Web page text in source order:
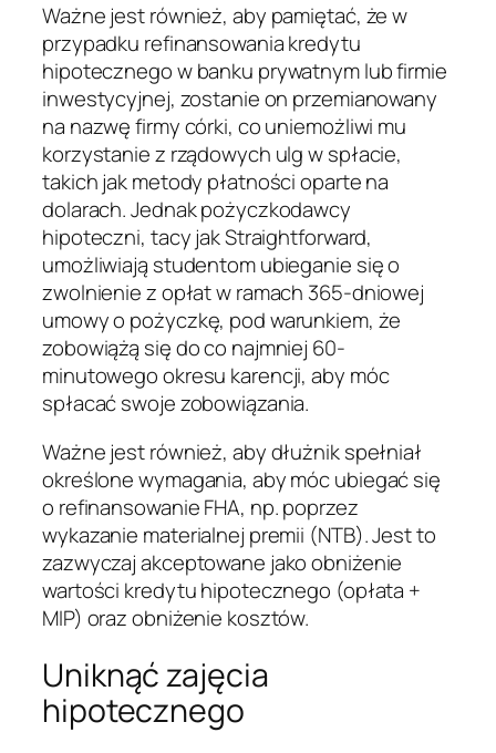
Ważne jest również, aby pamiętać, że w
przypadku refinansowania kredytu
hipotecznego w banku prywatnym lub firmie
inwestycyjnej, zostanie on przemianowany
na nazwę firmy córki, co uniemożliwi mu
korzystanie z rządowych ulg w spłacie,
takich jak metody płatności oparte na
dolarach. Jednak pożyczkodawcy
hipoteczni, tacy jak Straightforward,
umożliwiają studentom ubieganie się o
zwolnienie z opłat w ramach 365-dniowej
umowy o pożyczkę, pod warunkiem, że
zobowiążą się do co najmniej 60-
minutowego okresu karencji, aby móc
spłacać swoje zobowiązania.
Ważne jest również, aby dłużnik spełniał
określone wymagania, aby móc ubiegać się
o refinansowanie FHA, np. poprzez
wykazanie materialnej premii (NTB). Jest to
zazwyczaj akceptowane jako obniżenie
wartości kredytu hipotecznego (opłata +
MIP) oraz obniżenie kosztów.
Uniknąć zajęcia
hipotecznego